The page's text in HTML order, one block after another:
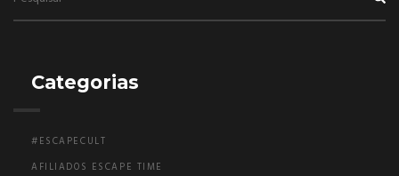
Categorias
#ESCAPECULT
AFILIADOS ESCAPE TIME